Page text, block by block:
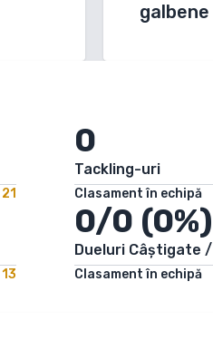
galbene
21
0
Tackling-uri
Clasament în echipă
13
0/0 (0%)
Dueluri Câștigate
Clasament în echipă